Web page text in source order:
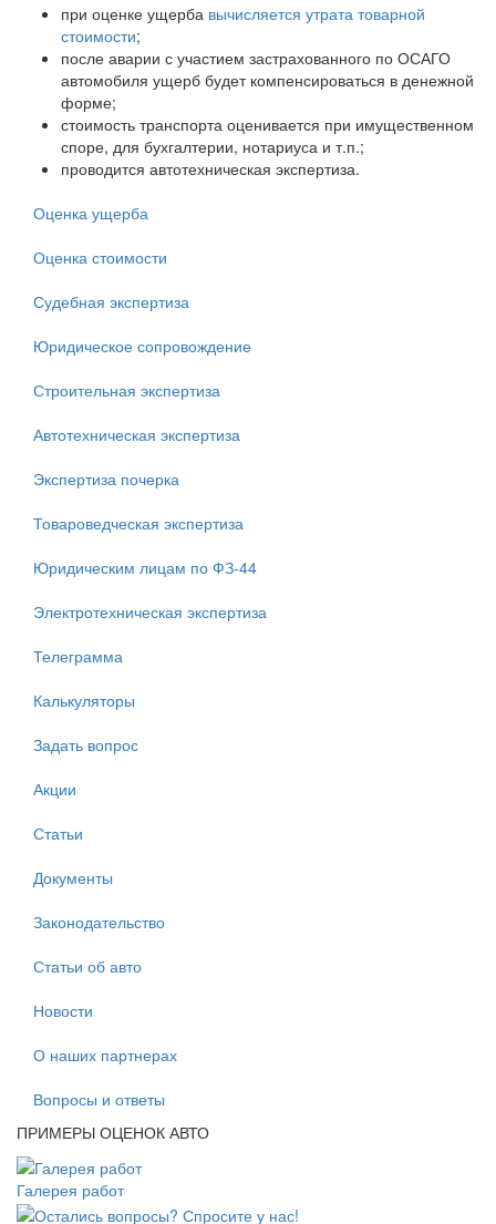
при оценке ущерба вычисляется утрата товарной
стоимости;
после аварии с участием застрахованного по ОСАГО
автомобиля ущерб будет компенсироваться в денежной
форме;
стоимость транспорта оценивается при имущественном
споре, для бухгалтерии, нотариуса и т.п.;
проводится автотехническая экспертиза.
Оценка ущерба
Оценка стоимости
Судебная экспертиза
Юридическое сопровождение
Строительная экспертиза
Автотехническая экспертиза
Экспертиза почерка
Товароведческая экспертиза
Юридическим лицам по ФЗ-44
Электротехническая экспертиза
Телеграмма
Калькуляторы
Задать вопрос
Акции
Статьи
Документы
Законодательство
Статьи об авто
Новости
О наших партнерах
Вопросы и ответы
ПРИМЕРЫ ОЦЕНОК АВТО
Галерея работ